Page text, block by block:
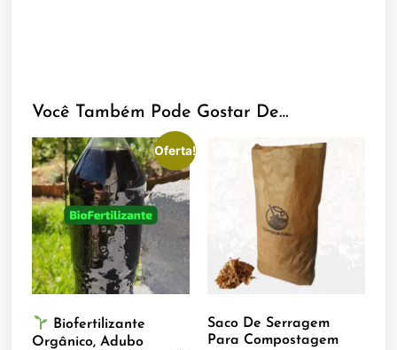
Você Também Pode Gostar De…
Oferta!
Biofertilizante
Orgânico, Adubo
Saco De Serragem
Para Compostagem